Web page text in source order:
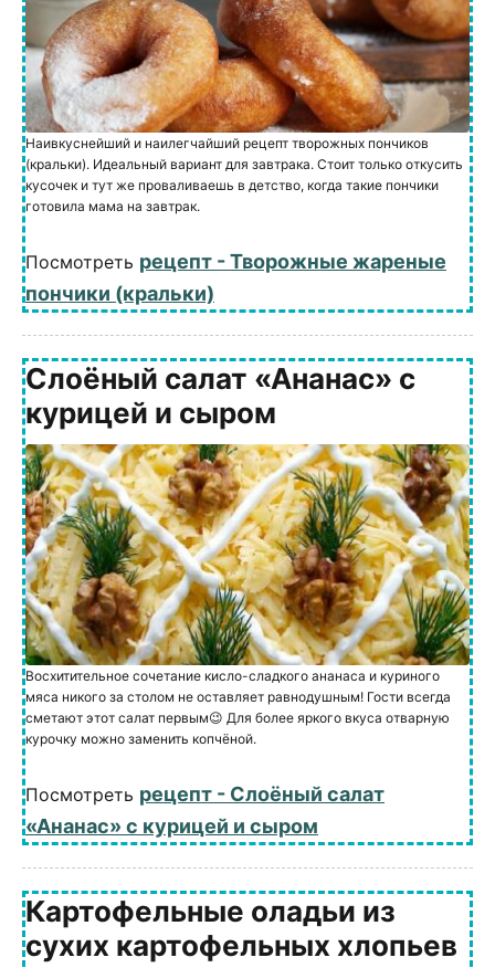
Наивкуснейший и наилегчайший рецепт творожных пончиков
(кральки). Идеальный вариант для завтрака. Стоит только откусить
кусочек и тут же проваливаешь в детство, когда такие пончики
готовила мама на завтрак.
Посмотреть рецепт - Творожные жареные
пончики (кральки)
Слоёный салат «Ананас» с
курицей и сыром
Восхитительное сочетание кисло-сладкого ананаса и куриного
мяса никого за столом не оставляет равнодушным! Гости всегда
сметают этот салат первым😉 Для более яркого вкуса отварную
курочку можно заменить копчёной.
Посмотреть рецепт - Слоёный салат
«Ананас» с курицей и сыром
Картофельные оладьи из
сухих картофельных хлопьев